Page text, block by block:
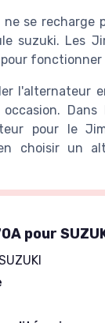
se recharge
suzuki. Les
fonctionner
l'alternateur
Dans
pour le
choisir un
pour